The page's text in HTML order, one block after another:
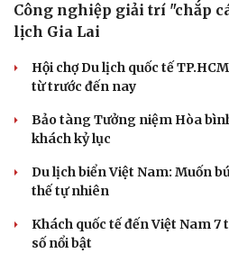
Văn hóa
Sân khấu - Điện ảnh
Âm nhạc
Di sản
Công nghiệp giải trí "chắp
lịch Gia Lai
Hội chợ Du lịch quốc tế
từ trước đến nay
Bảo tàng Tưởng niệm Hòa
khách kỷ lục
Du lịch biển Việt Nam: Muốn
thế tự nhiên
Khách quốc tế đến Việt Nam
số nổi bật